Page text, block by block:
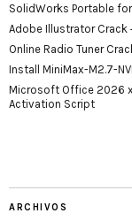
SolidWorks Portable
Adobe Illustrator Crack
Online Radio Tuner
Install MiniMax-M2.7-
Microsoft Office 2026
Activation Script
ARCHIVOS